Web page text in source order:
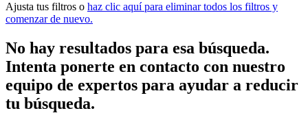
Ajusta tus filtros o haz clic aquí para eliminar todos los filtros y
comenzar de nuevo.
No hay resultados para esa búsqueda.
Intenta ponerte en contacto con nuestro
equipo de expertos para ayudar a reducir
tu búsqueda.